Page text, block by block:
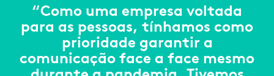
“Como uma empresa voltada
para as pessoas, tínhamos como
prioridade garantir a
comunicação face a face mesmo